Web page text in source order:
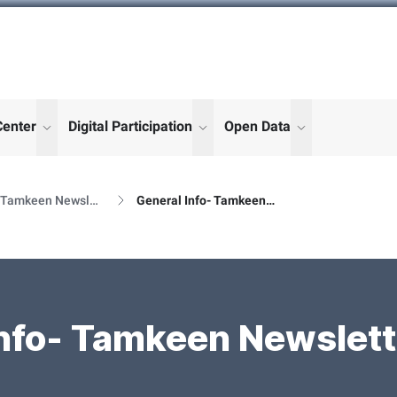
for "More"
show submenu for "More"
Digital Participation show submenu for "More"
Open Data show
Al Tamkeen Newsletter Releases General Info- Tamkeen Newsletter Details
Tamkeen